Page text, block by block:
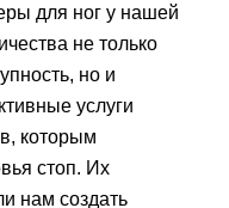
для ног у нашей
не только
но и
услуги
которым
стоп. Их
нам создать